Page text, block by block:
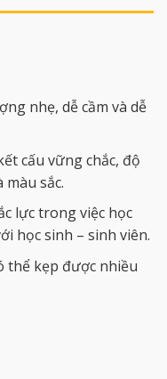
nhẹ, dễ cầm và dễ
cấu vững chắc, độ
sắc.
lực trong việc học
học sinh – sinh viên.
thể kẹp được nhiều